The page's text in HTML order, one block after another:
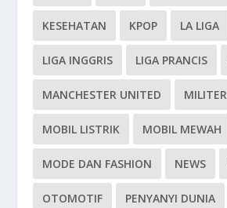
KESEHATAN KPOP LA LIGA
LIGA INGGRIS LIGA PRANCIS
MANCHESTER UNITED MILITER
MOBIL LISTRIK MOBIL MEWAH
MODE DAN FASHION NEWS
OTOMOTIF PENYANYI DUNIA